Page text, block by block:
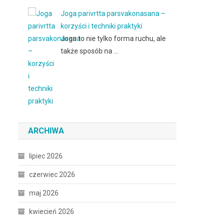
Joga parivrtta parsvakonasana –
korzyści i techniki praktyki
Joga to nie tylko forma ruchu, ale
także sposób na …
ARCHIWA
lipiec 2026
czerwiec 2026
maj 2026
kwiecień 2026